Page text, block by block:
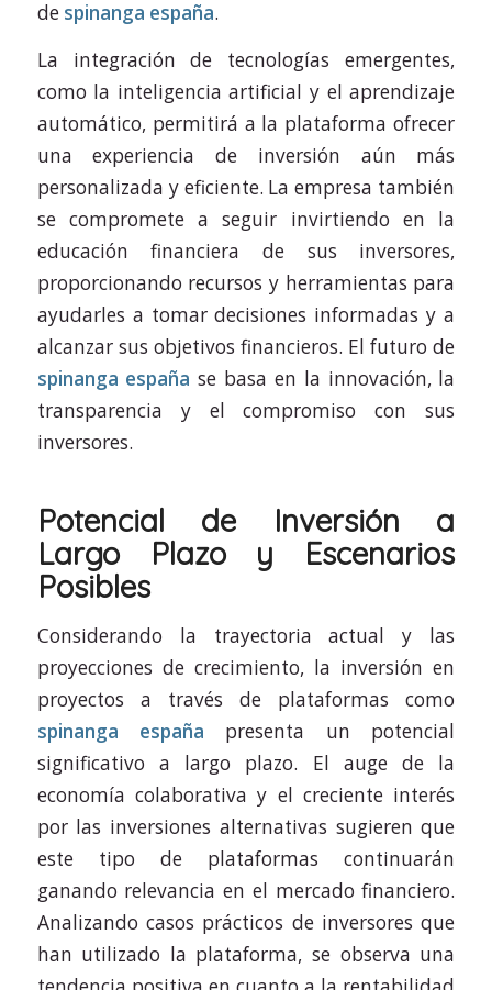
de spinanga españa.
La integración de tecnologías emergentes,
como la inteligencia artificial y el aprendizaje
automático, permitirá a la plataforma ofrecer
una experiencia de inversión aún más
personalizada y eficiente. La empresa también
se compromete a seguir invirtiendo en la
educación financiera de sus inversores,
proporcionando recursos y herramientas para
ayudarles a tomar decisiones informadas y a
alcanzar sus objetivos financieros. El futuro de
spinanga españa se basa en la innovación, la
transparencia y el compromiso con sus
inversores.
Potencial de Inversión a
Largo Plazo y Escenarios
Posibles
Considerando la trayectoria actual y las
proyecciones de crecimiento, la inversión en
proyectos a través de plataformas como
spinanga españa presenta un potencial
significativo a largo plazo. El auge de la
economía colaborativa y el creciente interés
por las inversiones alternativas sugieren que
este tipo de plataformas continuarán
ganando relevancia en el mercado financiero.
Analizando casos prácticos de inversores que
han utilizado la plataforma, se observa una